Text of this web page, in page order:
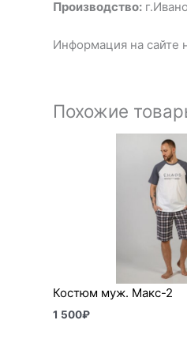
Производство:
Информация на сайте
Похожие
Костюм муж. Макс-2
1 500₽